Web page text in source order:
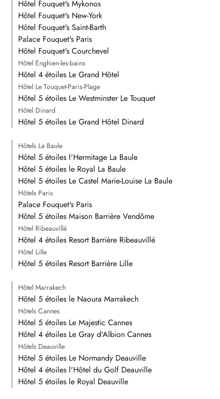
Hôtel Fouquet's Mykonos
Hôtel Fouquet's New-York
Hôtel Fouquet's Saint-Barth
Palace Fouquet's Paris
Hôtel Fouquet's Courchevel
Hôtel Enghien-les-bains
Hôtel 4 étoiles Le Grand Hôtel
Hôtel Le Touquet-Paris-Plage
Hôtel 5 étoiles Le Westminster Le Touquet
Hôtel Dinard
Hôtel 5 étoiles Le Grand Hôtel Dinard
Hôtels La Baule
Hôtel 5 étoiles l'Hermitage La Baule
Hôtel 5 étoiles le Royal La Baule
Hôtel 5 étoiles Le Castel Marie-Louise La Baule
Hôtels Paris
Palace Fouquet's Paris
Hôtel 5 étoiles Maison Barrière Vendôme
Hôtel Ribeauvillé
Hôtel 4 étoiles Resort Barrière Ribeauvillé
Hôtel Lille
Hôtel 5 étoiles Resort Barrière Lille
Hôtel Marrakech
Hôtel 5 étoiles le Naoura Marrakech
Hôtels Cannes
Hôtel 5 étoiles Le Majestic Cannes
Hôtel 4 étoiles Le Gray d'Albion Cannes
Hôtels Deauville
Hôtel 5 étoiles Le Normandy Deauville
Hôtel 4 étoiles l'Hôtel du Golf Deauville
Hôtel 5 étoiles le Royal Deauville